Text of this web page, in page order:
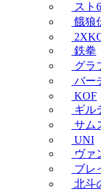
スト6
餓狼
鉄拳
グラ
バー
KOF
ギル
サム
UNI
ヴァ
ブレ
北斗